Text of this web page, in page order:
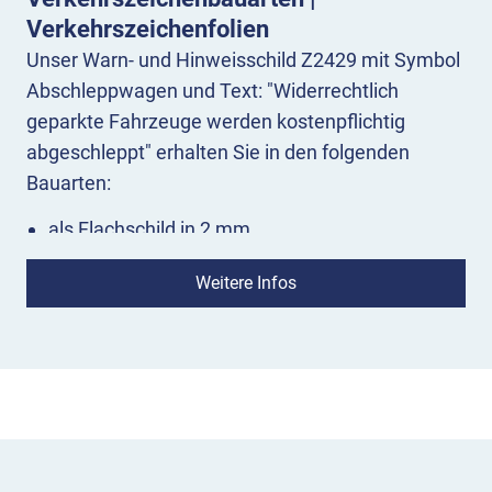
Verkehrszeichenfolien
Unser Warn- und Hinweisschild Z2429 mit Symbol
Abschleppwagen und Text: "Widerrechtlich
geparkte Fahrzeuge werden kostenpflichtig
abgeschleppt" erhalten Sie in den folgenden
Bauarten:
als Flachschild in 2 mm
als Randformausführung mit umgebördeltem
als Alformausführung mit zusätzlichem
Weitere Infos